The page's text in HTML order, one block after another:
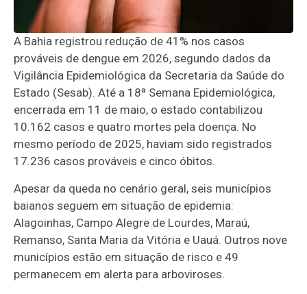
A Bahia registrou redução de 41% nos casos
prováveis de dengue em 2026, segundo dados da
Vigilância Epidemiológica da Secretaria da Saúde do
Estado (Sesab). Até a 18ª Semana Epidemiológica,
encerrada em 11 de maio, o estado contabilizou
10.162 casos e quatro mortes pela doença. No
mesmo período de 2025, haviam sido registrados
17.236 casos prováveis e cinco óbitos.
Apesar da queda no cenário geral, seis municípios
baianos seguem em situação de epidemia:
Alagoinhas, Campo Alegre de Lourdes, Maraú,
Remanso, Santa Maria da Vitória e Uauá. Outros nove
municípios estão em situação de risco e 49
permanecem em alerta para arboviroses.